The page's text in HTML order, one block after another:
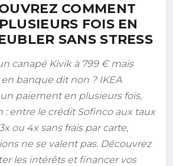
COMMENT
FOIS EN
SANS STRESS
canapé Kivik à 799 € mais
banque dit non ? IKEA
paiement en plusieurs fois,
: entre le crédit Sofinco aux taux
ou 4x sans frais par carte,
ne se valent pas. Découvrez
les intérêts et financer vos